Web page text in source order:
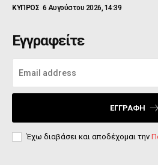
ΚΥΠΡΟΣ 6 Αυγούστου 2026, 14:39
Εγγραφείτε
ΕΓΓΡΑΦΉ
Έχω διαβάσει και αποδέχομαι την